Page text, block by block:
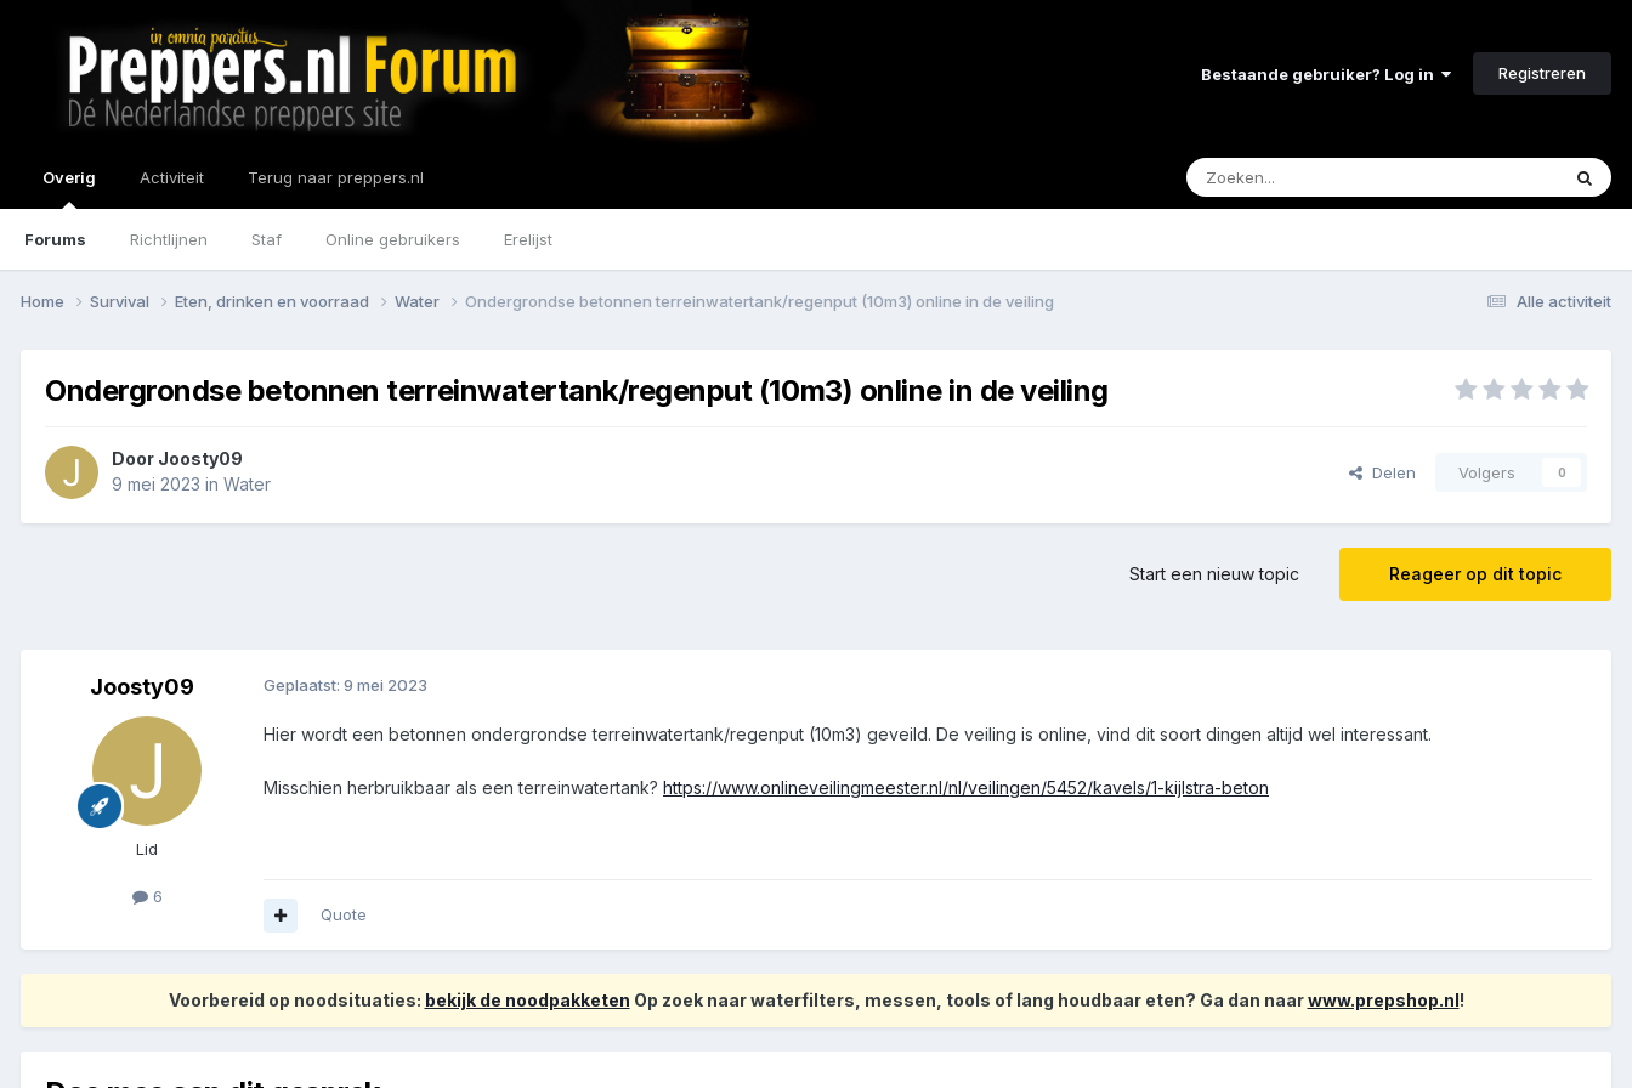
Bestaande gebruiker? Log in Registreren
Overig
Forums Richtlijnen Staf Online gebruikers Erelijst
Activiteit Terug naar preppers.nl
Alle activiteit
Home Survival Eten, drinken en voorraad Water Ondergrondse betonnen terreinwatertank/regenput (10m3) online in de veiling
Ondergrondse betonnen terreinwatertank/regenput (10m3) online in de veiling
Door Joosty09
9 mei 2023 in Water
Delen Volgers 0
Reageer op dit topic
Start een nieuw topic
Joosty09
Lid
6
Geplaatst: 9 mei 2023
Hier wordt een betonnen ondergrondse terreinwatertank/regenput (10m3) geveild. De veiling is online, vind dit soort dingen altijd wel interessant.
Misschien herbruikbaar als een terreinwatertank? https://www.onlineveilingmeester.nl/nl/veilingen/5452/kavels/1-kijlstra-beton
Quote
Voorbereid op noodsituaties: bekijk de noodpakketen Op zoek naar waterfilters, messen, tools of lang houdbaar eten? Ga dan naarwww.prepshop.nl!